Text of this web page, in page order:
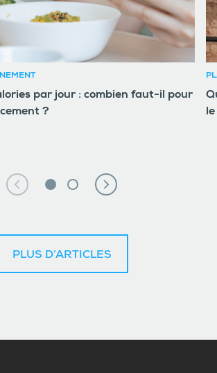
par jour : combien faut-il pour
?
PLUS D’ARTICLES